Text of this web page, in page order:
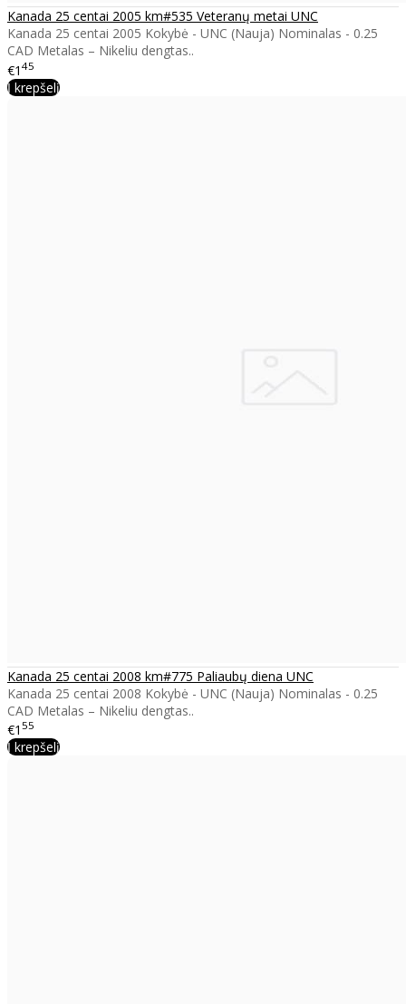
Kanada 25 centai 2005 km#535 Veteranų metai UNC
Kanada 25 centai 2005 Kokybė - UNC (Nauja) Nominalas - 0.25
CAD Metalas – Nikeliu dengtas..
€1 45
Į krepšelį
Kanada 25 centai 2008 km#775 Paliaubų diena UNC
Kanada 25 centai 2008 Kokybė - UNC (Nauja) Nominalas - 0.25
CAD Metalas – Nikeliu dengtas..
€1 55
Į krepšelį